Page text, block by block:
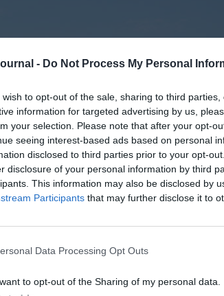
- Do Not Process My Personal
wish to opt-out of the sale, sharing to third
information for targeted advertising by us,
your selection. Please note that after your opt-
seeing interest-based ads based on personal
disclosed to third parties prior to your opt-
disclosure of your personal information by third
This information may also be disclosed by
Participants that may further disclose it to
Data Processing Opt Outs
to opt-out of the Sharing of my personal data.